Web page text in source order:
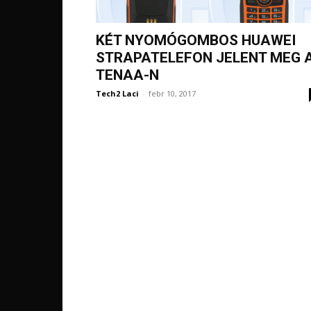
KÉT NYOMÓGOMBOS HUAWEI
STRAPATELEFON JELENT MEG
TENAA-N
Tech2 Laci - febr 10, 2017